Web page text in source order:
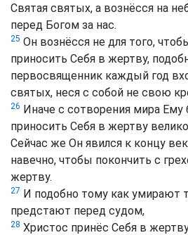
Святая святых, а вознёсся на
перед Богом за нас.
25 Он вознёсся не для того,
приносить Себя в жертву,
первосвященник каждый год
святых, неся с собой не свою
26 Иначе с сотворения мира Ему
приносить Себя в жертву
Сейчас же Он явился к концу
навечно, чтобы покончить с
жертву.
27 И подобно тому как умирают
предстают перед судом,
28 Христос принёс Себя в